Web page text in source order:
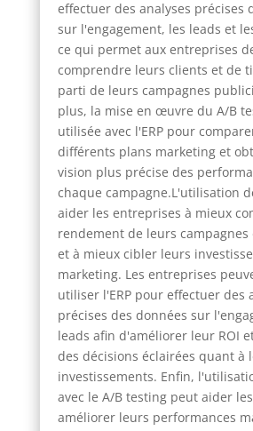
effectuer des analyses précises
sur l'engagement, les leads et
ce qui permet aux entreprises
comprendre leurs clients et de
parti de leurs campagnes
plus, la mise en œuvre du A/B
utilisée avec l'ERP pour
différents plans marketing et
vision plus précise des
chaque campagne.L'utilisation
aider les entreprises à mieux
rendement de leurs
et à mieux cibler leurs
marketing. Les entreprises
utiliser l'ERP pour effectuer des
précises des données sur
leads afin d'améliorer leur ROI
des décisions éclairées quant à
investissements. Enfin,
avec le A/B testing peut aider
améliorer leurs performances